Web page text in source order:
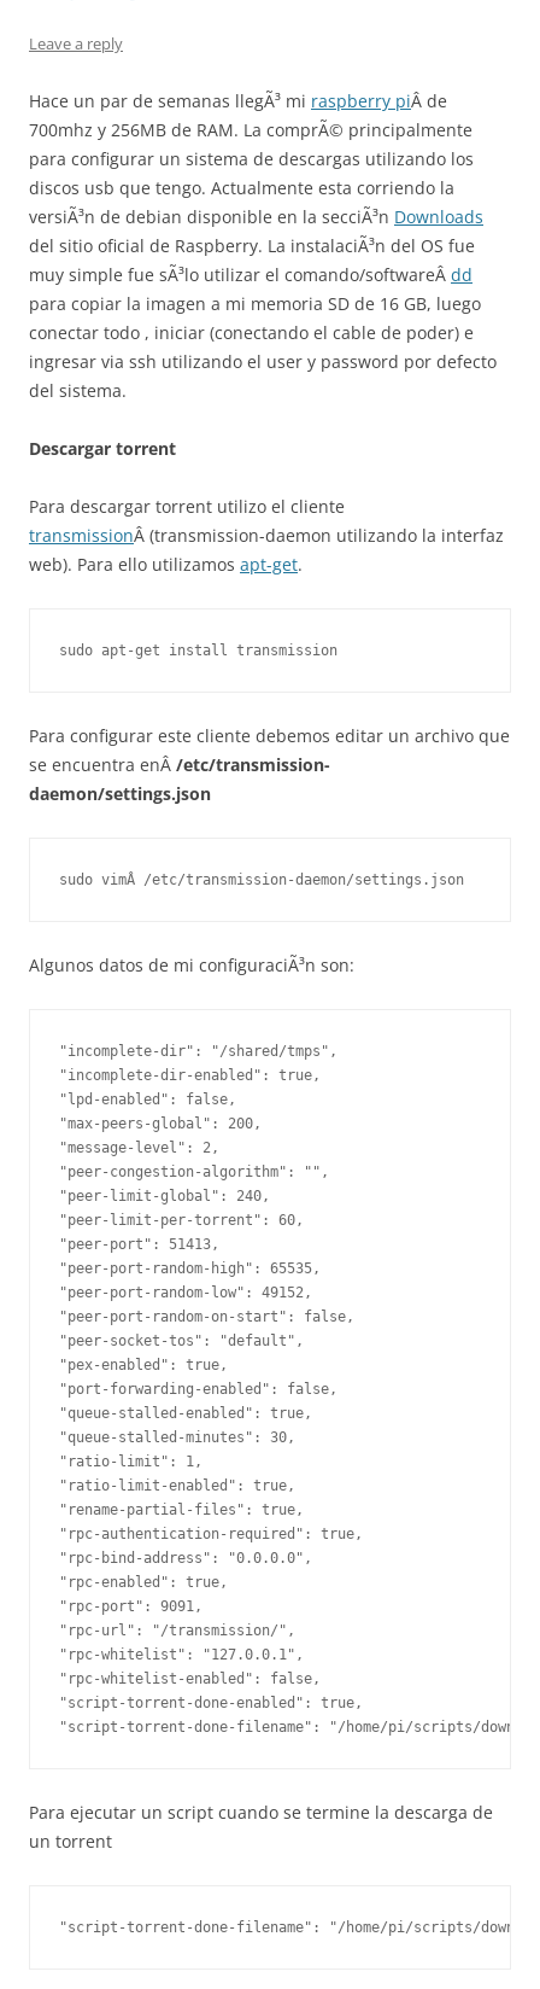
Leave a reply
Hace un par de semanas llegÃ³ mi raspberry piÂ de
700mhz y 256MB de RAM. La comprÃ© principalmente
para configurar un sistema de descargas utilizando los
discos usb que tengo. Actualmente esta corriendo la
versiÃ³n de debian disponible en la secciÃ³n Downloads
del sitio oficial de Raspberry. La instalaciÃ³n del OS fue
muy simple fue sÃ³lo utilizar el comando/softwareÂ dd
para copiar la imagen a mi memoria SD de 16 GB, luego
conectar todo , iniciar (conectando el cable de poder) e
ingresar via ssh utilizando el user y password por defecto
del sistema.
Descargar torrent
Para descargar torrent utilizo el cliente
transmissionÂ (transmission-daemon utilizando la interfaz
web). Para ello utilizamos apt-get.
sudo apt-get install transmission
Para configurar este cliente debemos editar un archivo que
se encuentra enÂ /etc/transmission-
daemon/settings.json
sudo vimÂ /etc/transmission-daemon/settings.json
Algunos datos de mi configuraciÃ³n son:
"incomplete-dir": "/shared/tmps",
"incomplete-dir-enabled": true,
"lpd-enabled": false,
"max-peers-global": 200,
"message-level": 2,
"peer-congestion-algorithm": "",
"peer-limit-global": 240,
"peer-limit-per-torrent": 60,
"peer-port": 51413,
"peer-port-random-high": 65535,
"peer-port-random-low": 49152,
"peer-port-random-on-start": false,
"peer-socket-tos": "default",
"pex-enabled": true,
"port-forwarding-enabled": false,
"queue-stalled-enabled": true,
"queue-stalled-minutes": 30,
"ratio-limit": 1,
"ratio-limit-enabled": true,
"rename-partial-files": true,
"rpc-authentication-required": true,
"rpc-bind-address": "0.0.0.0",
"rpc-enabled": true,
"rpc-port": 9091,
"rpc-url": "/transmission/",
"rpc-whitelist": "127.0.0.1",
"rpc-whitelist-enabled": false,
"script-torrent-done-enabled": true,
"script-torrent-done-filename": "/home/pi/scripts/
Para ejecutar un script cuando se termine la descarga de
un torrent
"script-torrent-done-filename": "/home/pi/scripts/